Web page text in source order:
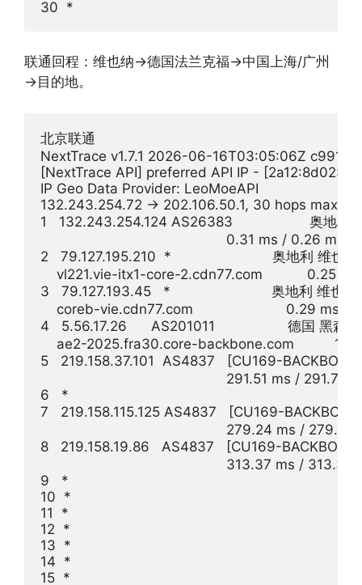
联通回程：维也纳→德国法兰克福→中国上海/广州
→目的地。
北京联通
NextTrace v1.7.1 2026-06-16T03:05:06Z
[NextTrace API] preferred API IP -
IP Geo Data Provider: LeoMoeAPI
132.243.254.72 -> 202.106.50.1, 30 hops max,
1   132.243.254.124 AS26383                   奥地利
0.31 ms / 0.26
2   79.127.195.210  *                         奥地利 维
vl221.vie-itx1-core-2.cdn77.com           0.25
3   79.127.193.45   *                         奥地利 维
coreb-vie.cdn77.com                       0.29 ms
4   5.56.17.26      AS201011                  德国 黑森
ae2-2025.fra30.core-backbone.com
5   219.158.37.101  AS4837   [CU169-
291.51 ms /
6   *
7   219.158.115.125 AS4837   [CU169-
279.24 ms /
8   219.158.19.86   AS4837   [CU169-
313.37 ms /
9   *
10  *
11  *
12  *
13  *
14  *
15  *